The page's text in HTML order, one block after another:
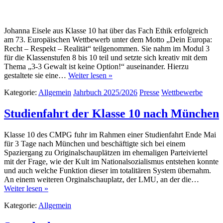
Johanna Eisele aus Klasse 10 hat über das Fach Ethik erfolgreich
am 73. Europäischen Wettbewerb unter dem Motto „Dein Europa:
Recht – Respekt – Realität“ teilgenommen. Sie nahm im Modul 3
für die Klassenstufen 8 bis 10 teil und setzte sich kreativ mit dem
Thema „3-3 Gewalt ist keine Option!“ auseinander. Hierzu
gestaltete sie eine… Weiter lesen »
Kategorie: Allgemein Jahrbuch 2025/2026 Presse Wettbewerbe
Studienfahrt der Klasse 10 nach München
Klasse 10 des CMPG fuhr im Rahmen einer Studienfahrt Ende Mai
für 3 Tage nach München und beschäftigte sich bei einem
Spaziergang zu Originalschauplätzen im ehemaligen Parteiviertel
mit der Frage, wie der Kult im Nationalsozialismus entstehen konnte
und auch welche Funktion dieser im totalitären System übernahm.
An einem weiteren Orginalschauplatz, der LMU, an der die…
Weiter lesen »
Kategorie: Allgemein